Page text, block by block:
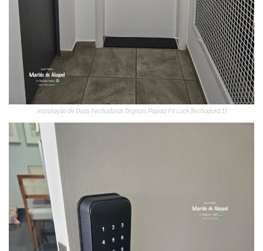
Instalação de Duas Fechaduras Digitais Papaiz Fit Lock (fechadura 1)